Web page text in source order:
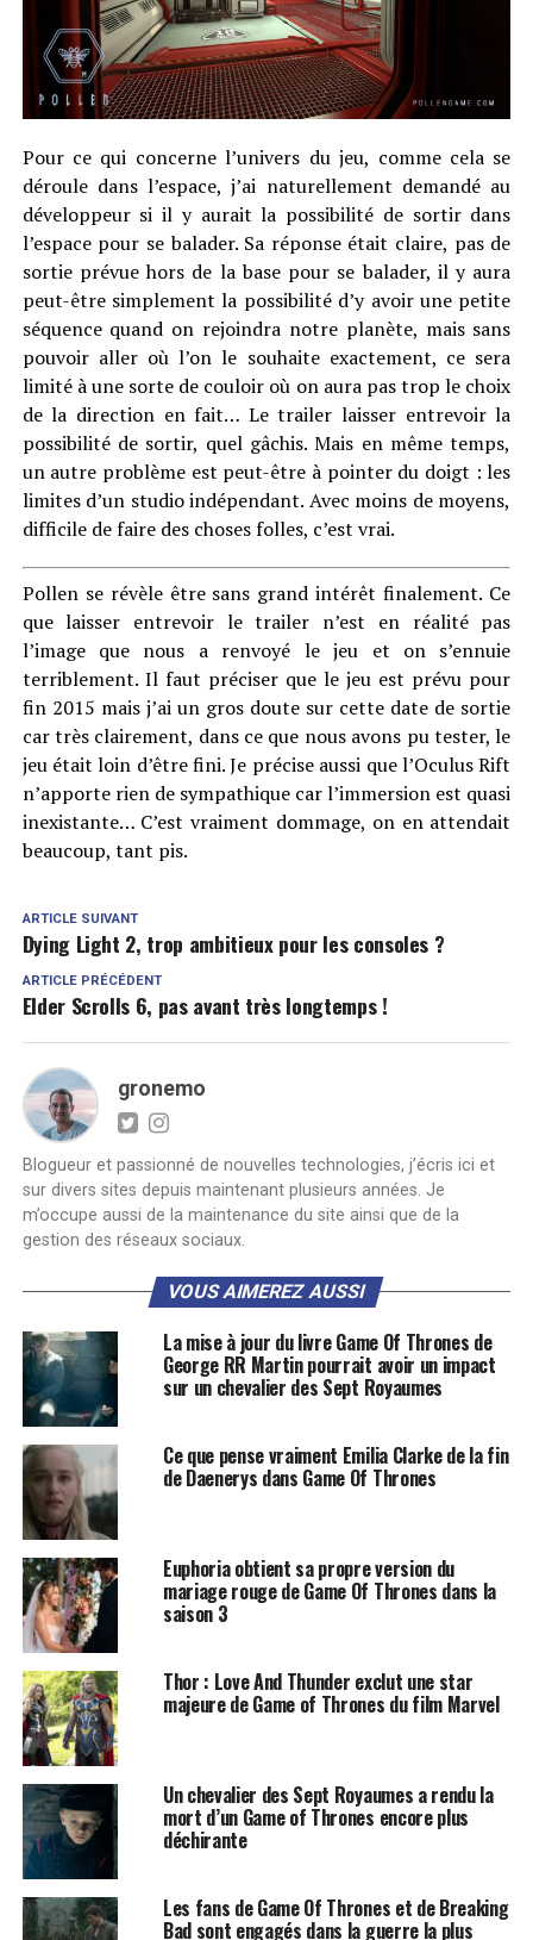
Pour ce qui concerne l’univers du jeu, comme cela se
déroule dans l’espace, j’ai naturellement demandé au
développeur si il y aurait la possibilité de sortir dans
l’espace pour se balader. Sa réponse était claire, pas de
sortie prévue hors de la base pour se balader, il y aura
peut-être simplement la possibilité d’y avoir une petite
séquence quand on rejoindra notre planète, mais sans
pouvoir aller où l’on le souhaite exactement, ce sera
limité à une sorte de couloir où on aura pas trop le choix
de la direction en fait… Le trailer laisser entrevoir la
possibilité de sortir, quel gâchis. Mais en même temps,
un autre problème est peut-être à pointer du doigt : les
limites d’un studio indépendant. Avec moins de moyens,
difficile de faire des choses folles, c’est vrai.
Pollen se révèle être sans grand intérêt finalement. Ce
que laisser entrevoir le trailer n’est en réalité pas
l’image que nous a renvoyé le jeu et on s’ennuie
terriblement. Il faut préciser que le jeu est prévu pour
fin 2015 mais j’ai un gros doute sur cette date de sortie
car très clairement, dans ce que nous avons pu tester, le
jeu était loin d’être fini. Je précise aussi que l’Oculus Rift
n’apporte rien de sympathique car l’immersion est quasi
inexistante… C’est vraiment dommage, on en attendait
beaucoup, tant pis.
ARTICLE SUIVANT
Dying Light 2, trop ambitieux pour les consoles ?
ARTICLE PRÉCÉDENT
Elder Scrolls 6, pas avant très longtemps !
gronemo
Blogueur et passionné de nouvelles technologies, j’écris ici et
sur divers sites depuis maintenant plusieurs années. Je
m’occupe aussi de la maintenance du site ainsi que de la
gestion des réseaux sociaux.
VOUS AIMEREZ AUSSI
La mise à jour du livre Game Of Thrones de
George RR Martin pourrait avoir un impact
sur un chevalier des Sept Royaumes
Ce que pense vraiment Emilia Clarke de la fin
de Daenerys dans Game Of Thrones
Euphoria obtient sa propre version du
mariage rouge de Game Of Thrones dans la
saison 3
Thor : Love And Thunder exclut une star
majeure de Game of Thrones du film Marvel
Un chevalier des Sept Royaumes a rendu la
mort d’un Game of Thrones encore plus
déchirante
Les fans de Game Of Thrones et de Breaking
Bad sont engagés dans la guerre la plus